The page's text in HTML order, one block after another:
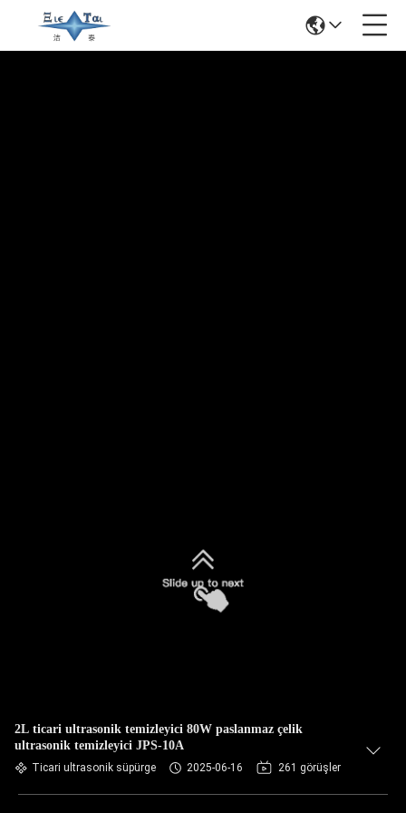
2L ticari ultrasonik temizleyici 80W paslanmaz çelik
ultrasonik temizleyici JPS-10A
Ticari ultrasonik süpürge 2025-06-16 261 görüşler